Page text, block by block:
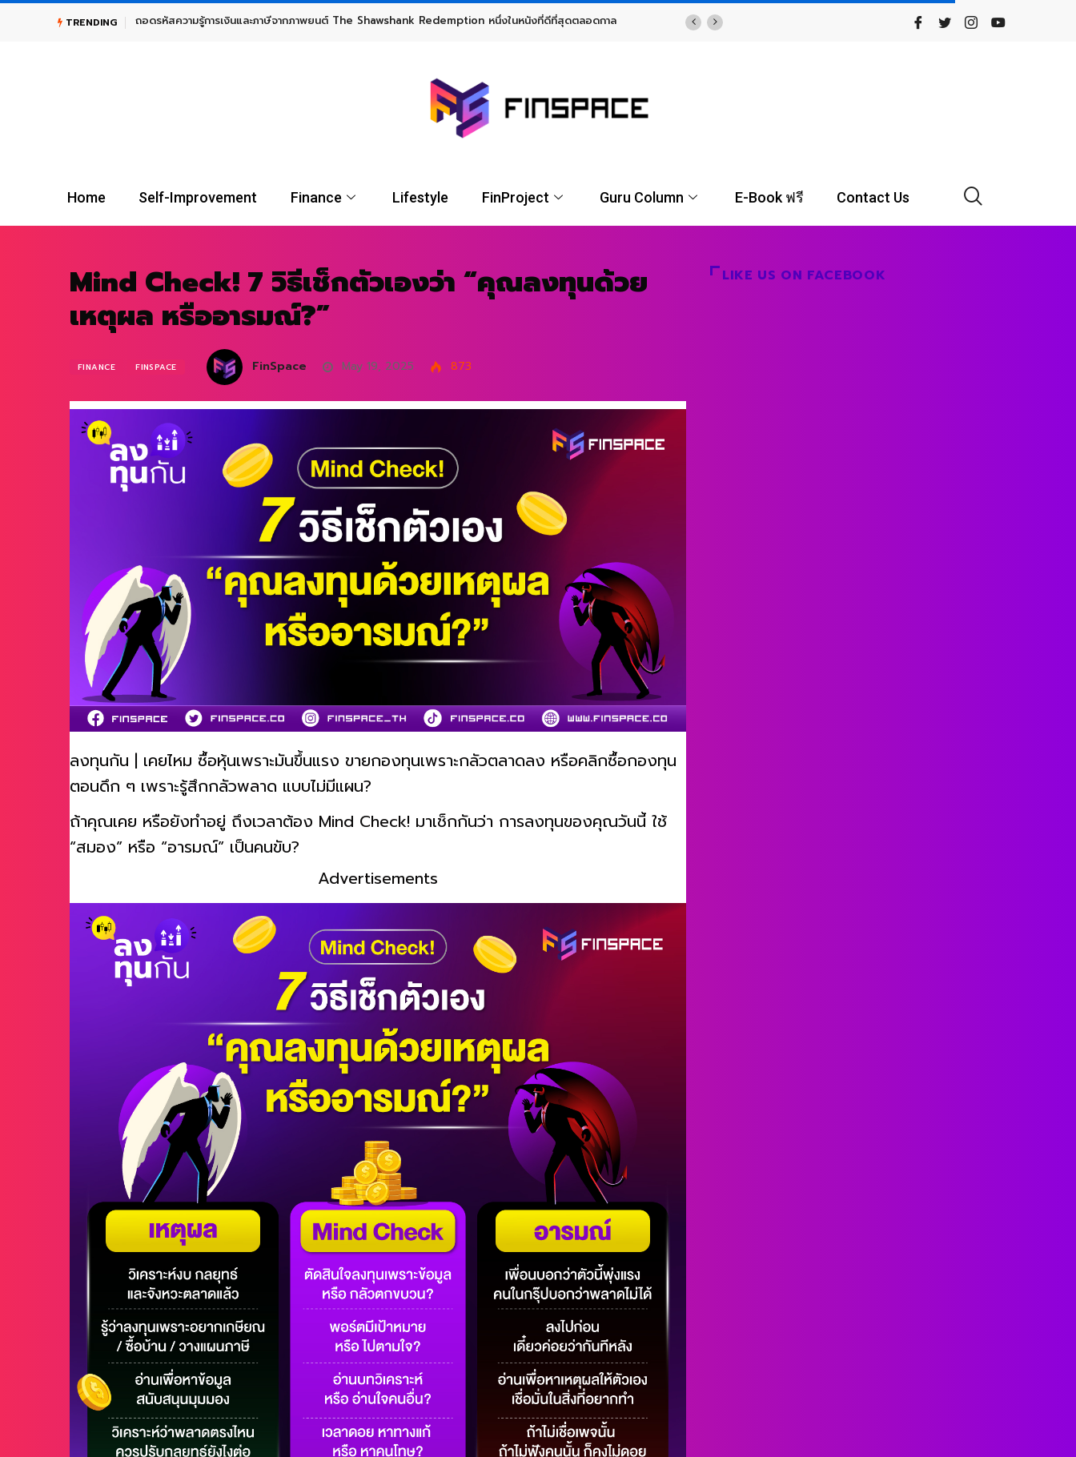
TRENDING
UGOLD-USD ลงทุนทองคำระยะยาว กับผู้นำตลาดกองทุน Gold ETF พร้อมโอกาสรับผลตอบแทนรูปแบบ USD จาก UOBAM (Thailand)
Home Self-Improvement Finance Lifestyle FinProject Guru Column E-Book ฟรี Contact Us
Mind Check! 7 วิธีเช็กตัวเองว่า “คุณลงทุนด้วย
เหตุผล หรืออารมณ์?”
FinSpace May 19, 2025 873
ลงทุนกัน | เคยไหม ซื้อหุ้นเพราะมันขึ้นแรง ขายกองทุนเพราะกลัวตลาดลง หรือคลิกซื้อกองทุน
ตอนดึก ๆ เพราะรู้สึกกลัวพลาด แบบไม่มีแผน?
ถ้าคุณเคย หรือยังทำอยู่ ถึงเวลาต้อง Mind Check! มาเช็กกันว่า การลงทุนของคุณวันนี้ ใช้
“สมอง” หรือ “อารมณ์” เป็นคนขับ?
Advertisements
LIKE US ON FACEBOOK